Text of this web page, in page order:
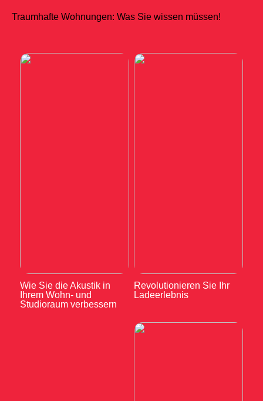
Traumhafte Wohnungen: Was Sie wissen müssen!
Wie Sie die Akustik in
Ihrem Wohn- und
Studioraum verbessern
Revolutionieren Sie Ihr
Ladeerlebnis